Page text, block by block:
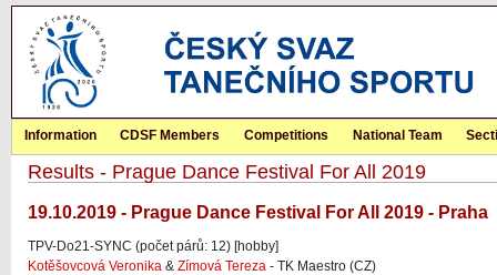
Information CDSF Members Competitions National Team
Results - Prague Dance Festival For All 2019
19.10.2019 - Prague Dance Festival For All 2019 - Praha
TPV-Do21-SYNC (počet párů: 12) [hobby]
Kotěšovcová Veronika & Zímová Tereza - TK Maestro (CZ)